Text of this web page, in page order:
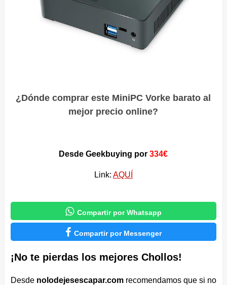
¿Dónde comprar este MiniPC Vorke barato al
mejor precio online?
Desde Geekbuying por334€
Link: AQUÍ
 Compartir por Whatsapp
 Compartir por Messenger
¡No te pierdas los mejores Chollos!
Desde nolodejesescapar.comrecomendamos que si no